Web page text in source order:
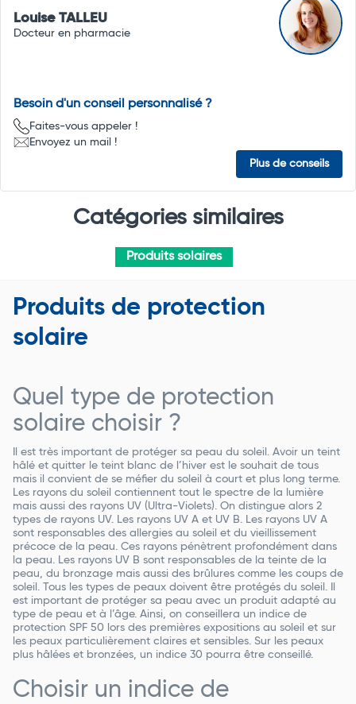
Louise TALLEU
Docteur en pharmacie
Besoin d'un conseil personnalisé ?
Faites-vous appeler !
Envoyez un mail !
Plus de conseils
Catégories similaires
Produits solaires
Produits de protection
solaire
Quel type de protection
solaire choisir ?
Il est très important de protéger sa peau du soleil. Avoir un teint
hâlé et quitter le teint blanc de l’hiver est le souhait de tous
mais il convient de se méfier du soleil à court et plus long terme.
Les rayons du soleil contiennent tout le spectre de la lumière
mais aussi des rayons UV (Ultra-Violets). On distingue alors 2
types de rayons UV. Les rayons UV A et UV B. Les rayons UV A
sont responsables des allergies au soleil et du vieillissement
précoce de la peau. Ces rayons pénètrent profondément dans
la peau. Les rayons UV B sont responsables de la teinte de la
peau, du bronzage mais aussi des brûlures comme les coups de
soleil. Tous les types de peaux doivent être protégés du soleil. Il
est important de protéger sa peau avec un produit adapté au
type de peau et à l’âge. Ainsi, on conseillera un indice de
protection SPF 50 lors des premières expositions au soleil et sur
les peaux particulièrement claires et sensibles. Sur les peaux
plus hâlées et bronzées, un indice 30 pourra être conseillé.
Choisir un indice de